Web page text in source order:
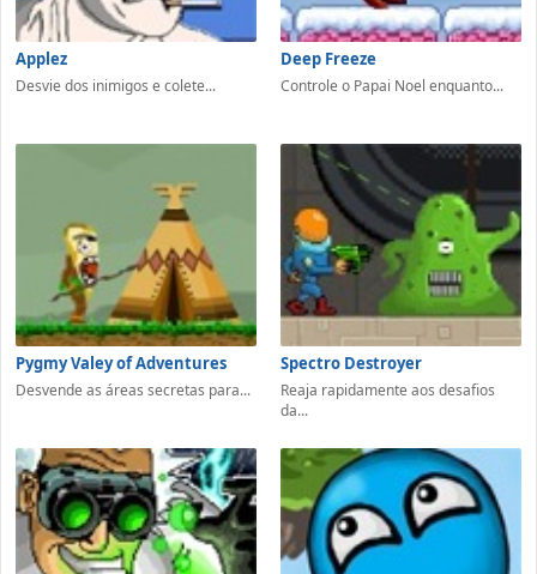
Applez
Desvie dos inimigos e colete...
Deep Freeze
Controle o Papai Noel enquanto...
Pygmy Valey of Adventures
Desvende as áreas secretas para...
Spectro Destroyer
Reaja rapidamente aos desafios
da...